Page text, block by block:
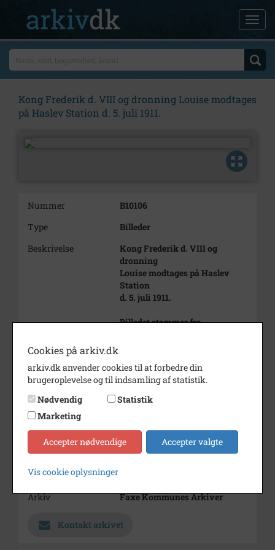
Kong Frederik d. VIII og dronning Louise modtages
på Haslev Station d. 5. juli 1911.
Nummer
B10106
Type
Billeder
Beskrivelse
Kong Frederik d. VIII og
dronning
Louise modtages på Haslev
Station
d. 5. juli 1911.
Billedet stammer fra
Årstal
1911
Fotograf
Se på kort
Type
Sogn (1000-2050)
Enhed
Arkiv
Faxe Kommunes Arkiver
Kontakt arkivet
Cookies på arkiv.dk
arkiv.dk anvender cookies til at forbedre din
brugeroplevelse og til indsamling af statistik.
Nødvendig
Statistik
Marketing
Accepter nødvendige Accepter valgte
Vis cookie oplysninger